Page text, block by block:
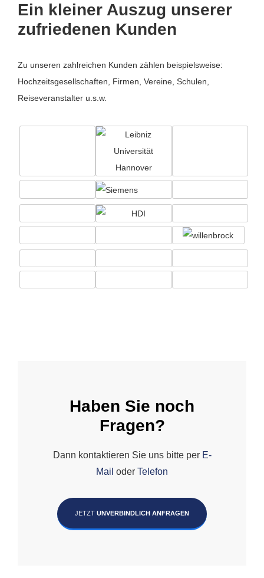
Ein kleiner Auszug unserer
zufriedenen Kunden
Zu unseren zahlreichen Kunden zählen beispielsweise:
Hochzeitsgesellschaften, Firmen, Vereine, Schulen,
Reiseveranstalter u.s.w.
Haben Sie noch
Fragen?
Dann kontaktieren Sie uns bitte per E-
Mail oder Telefon
JETZT UNVERBINDLICH ANFRAGEN